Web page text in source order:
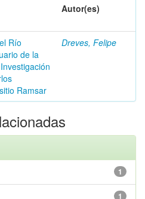
Autor(es)
Río
de la
Ramsar
Dreves, Felipe
1
1